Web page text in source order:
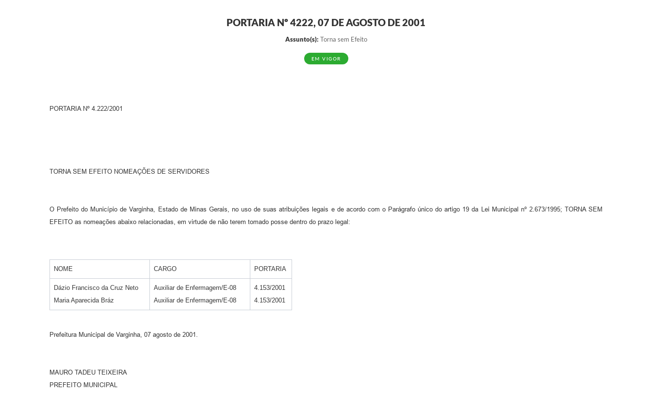
PORTARIA Nº 4222, 07 DE AGOSTO DE 2001
Assunto(s): Torna sem Efeito
EM VIGOR
PORTARIA Nº 4.222/2001
TORNA SEM EFEITO NOMEAÇÕES DE SERVIDORES
O Prefeito do Município de Varginha, Estado de Minas Gerais, no uso de suas atribuições legais e de acordo com o Parágrafo único do artigo 19 da Lei Municipal nº 2.673/1995; TORNA SEM
EFEITO as nomeações abaixo relacionadas, em virtude de não terem tomado posse dentro do prazo legal:
NOME CARGO PORTARIA
Dázio Francisco da Cruz Neto
Maria Aparecida Bráz
Auxiliar de Enfermagem/E-08
Auxiliar de Enfermagem/E-08
4.153/2001
4.153/2001
Prefeitura Municipal de Varginha, 07 agosto de 2001.
MAURO TADEU TEIXEIRA
PREFEITO MUNICIPAL